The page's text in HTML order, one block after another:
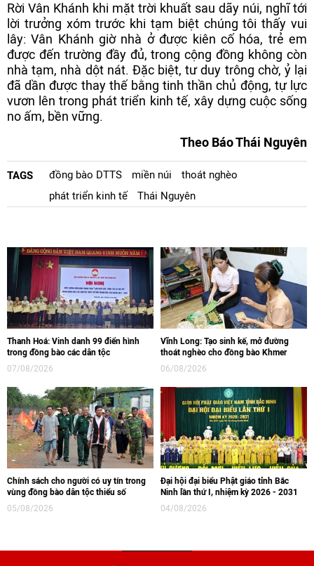
Rời Vân Khánh khi mặt trời khuất sau dãy núi, nghĩ tới
lời trưởng xóm trước khi tạm biệt chúng tôi thấy vui
lây: Vân Khánh giờ nhà ở được kiên cố hóa, trẻ em
được đến trường đầy đủ, trong cộng đồng không còn
nhà tạm, nhà dột nát. Đặc biệt, tư duy trông chờ, ỷ lại
đã dần được thay thế bằng tinh thần chủ động, tự lực
vươn lên trong phát triển kinh tế, xây dựng cuộc sống
no ấm, bền vững.
Theo Báo Thái Nguyên
TAGS đồng bào DTTS miền núi
thoát nghèo
phát triển kinh tế
Thái Nguyên
Thanh Hoá: Vinh danh 99 điển hình
trong đồng bào các dân tộc
07/08/2026
Vĩnh Long: Tạo sinh kế, mở đường
thoát nghèo cho đồng bào Khmer
06/08/2026
Chính sách cho người có uy tín trong
vùng đồng bào dân tộc thiểu số
05/08/2026
Đại hội đại biểu Phật giáo tỉnh Bắc
Ninh lần thứ I, nhiệm kỳ 2026 - 2031
04/08/2026